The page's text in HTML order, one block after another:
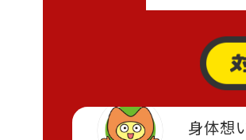
身体想